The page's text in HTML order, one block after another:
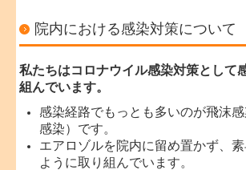
院内における感染対策について
私たちはコロナウイル感染対策として
組んでいます。
感染経路でもっとも多いのが飛沫
感染）です。
エアロゾルを院内に留め置かず、
ように取り組んでいます。